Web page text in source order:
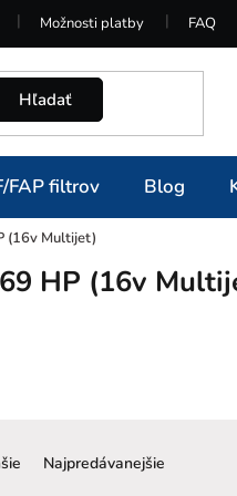
Možnosti platby FAQ
Hľadať
FAP filtrov Blog
(16v Multijet)
HP (16v
Najpredávanejšie